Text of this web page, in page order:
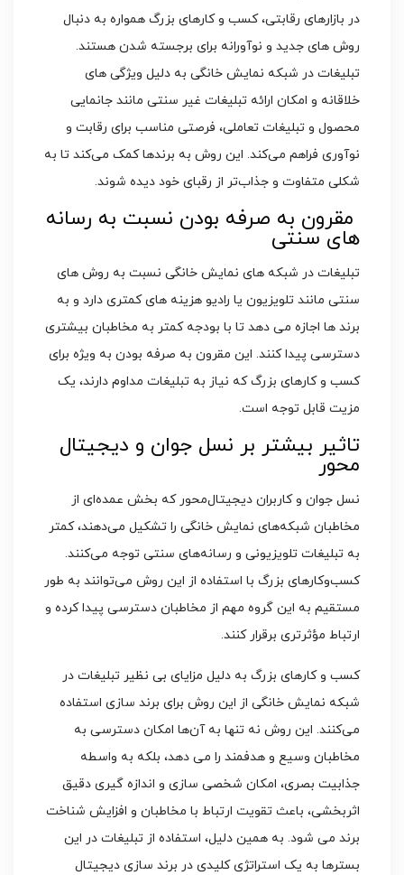
در بازارهای رقابتی، کسب‌ و کارهای بزرگ همواره به دنبال
روش‌ های جدید و نوآورانه برای برجسته شدن هستند.
تبلیغات در شبکه‌ نمایش خانگی به دلیل ویژگی‌ های
خلاقانه و امکان ارائه تبلیغات غیر سنتی مانند جانمایی
محصول و تبلیغات تعاملی، فرصتی مناسب برای رقابت و
نوآوری فراهم می‌کند. این روش به برندها کمک می‌کند تا به
شکلی متفاوت و جذاب‌تر از رقبای خود دیده شوند.
مقرون‌ به ‌صرفه بودن نسبت به رسانه‌
های سنتی
تبلیغات در شبکه‌ های نمایش خانگی نسبت به روش‌ های
سنتی مانند تلویزیون یا رادیو هزینه‌ های کمتری دارد و به
برند ها اجازه می‌ دهد تا با بودجه کمتر به مخاطبان بیشتری
دسترسی پیدا کنند. این مقرون‌ به‌ صرفه بودن به ویژه برای
کسب‌ و کارهای بزرگ که نیاز به تبلیغات مداوم دارند، یک
مزیت قابل توجه است.
تاثیر بیشتر بر نسل جوان و دیجیتال
‌محور
نسل جوان و کاربران دیجیتال‌محور که بخش عمده‌ای از
مخاطبان شبکه‌های نمایش خانگی را تشکیل می‌دهند، کمتر
به تبلیغات تلویزیونی و رسانه‌های سنتی توجه می‌کنند.
کسب‌وکارهای بزرگ با استفاده از این روش می‌توانند به طور
مستقیم به این گروه مهم از مخاطبان دسترسی پیدا کرده و
ارتباط مؤثرتری برقرار کنند.
کسب ‌و کارهای بزرگ به دلیل مزایای بی ‌نظیر تبلیغات در
شبکه ‌نمایش خانگی از این روش برای برند سازی استفاده
می‌کنند. این روش نه تنها به آن‌ها امکان دسترسی به
مخاطبان وسیع و هدفمند را می ‌دهد، بلکه به واسطه
جذابیت بصری، امکان شخصی‌ سازی و اندازه‌ گیری دقیق
اثربخشی، باعث تقویت ارتباط با مخاطبان و افزایش شناخت
برند می ‌شود. به همین دلیل، استفاده از تبلیغات در این
بسترها به یک استراتژی کلیدی در برند سازی دیجیتال